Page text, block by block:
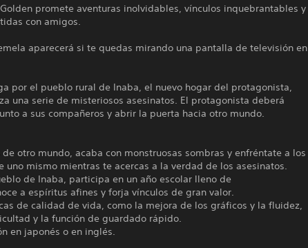
promete aventuras inolvidables, vínculos inquebrantables y
con amigos.
aparecerá si te quedas mirando una pantalla de televisión en
por el pueblo rural de Inaba, el nuevo hogar del protagonista,
una serie de misteriosos asesinatos. El protagonista deberá
a sus compañeros y abrir la puerta hacia otro mundo.
otro mundo, acaba con monstruosas sombras y enfréntate a los
uno mismo mientras te acercas a la verdad de los asesinatos.
de Inaba, participa en un año escolar lleno de
a espíritus afines y forja vínculos de gran valor.
de calidad de vida, como la mejora de los gráficos y la fluidez,
y la función de guardado rápido.
en japonés o en inglés.